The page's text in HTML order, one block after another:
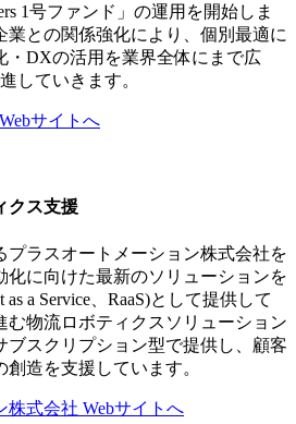
1号ファンド」の運用を開始しま
業との関係強化により、個別最適に
・DXの活用を業界全体にまで広
していきます。
サイトへ
クス支援
プラスオートメーション株式会社を
化に向けた最新のソリューションを
a Service、RaaS)として提供して
む物流ロボティクスソリューション
ブスクリプション型で提供し、顧客
造を支援しています。
式会社 Webサイトへ